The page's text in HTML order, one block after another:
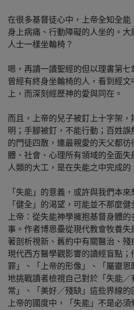
在很多基督徒心中，上帝全知全
身上病痛、行動障礙的人坐的。
人士一樣坐輪椅？
嗯，再讀一讀聖經的但以理書第七
曾經有終身坐輪椅的人，看到經
上，而深刻經歷神的愛與同在。
而且，上帝的兒子被釘上十字架
明；手腳被釘，不能行動；百姓
的門徒四散，連最親愛的天父都
體、社會、心理所有領域的全面
人類的大工，是在失能之中完成的
「失能」的意義，或許與我們本
「健全」的渴望，可能並不那麼
上帝：從失能神學擁抱基督身體
事。作者博恩壘從現代教會牧養
著剖析視新、舊約中有關醫治、殘
現代西方醫學觀影響的讀經盲點
罪」、「上帝的形像」、「屬靈
地挑戰讀者檢視自己對於「失能
常」、「美好／殘缺」這些界線
上帝的國度中，「失能」不是必